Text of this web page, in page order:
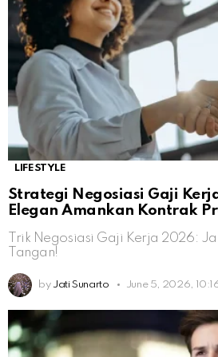
LIFESTYLE
Strategi Negosiasi Gaji
Elegan Amankan Kontrak
Trik Negosiasi Gaji Kerja 2026:
Tangan!
by Jati Sunarto June 5, 2026,